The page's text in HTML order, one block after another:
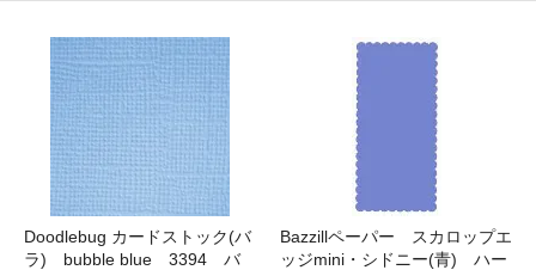
Doodlebug カードストック(バ
ラ) bubble blue 3394 バ
Bazzillペーパー スカロップエ
ッジmini・シドニー(青) ハー